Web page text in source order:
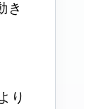
き
り